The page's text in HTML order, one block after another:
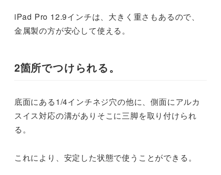
iPad Pro 12.9インチは、大きく重さもあるので、
金属製の方が安心して使える。
2箇所でつけられる。
底面にある1/4インチネジ穴の他に、側面にアルカ
スイス対応の溝がありそこに三脚を取り付けられ
る。
これにより、安定した状態で使うことができる。